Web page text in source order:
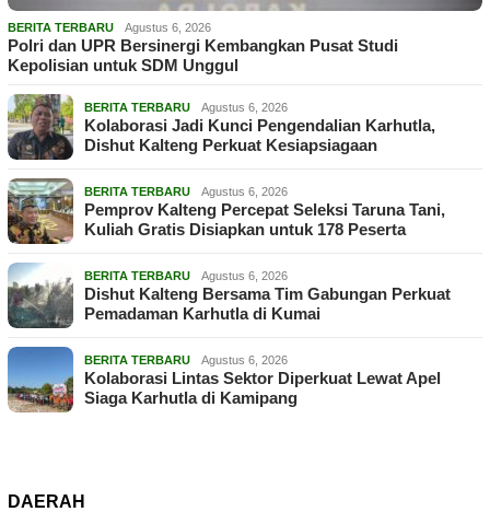
BERITA TERBARU Agustus 6, 2026
Polri dan UPR Bersinergi Kembangkan Pusat Studi
Kepolisian untuk SDM Unggul
BERITA TERBARU Agustus 6, 2026
Kolaborasi Jadi Kunci Pengendalian Karhutla,
Dishut Kalteng Perkuat Kesiapsiagaan
BERITA TERBARU Agustus 6, 2026
Pemprov Kalteng Percepat Seleksi Taruna Tani,
Kuliah Gratis Disiapkan untuk 178 Peserta
BERITA TERBARU Agustus 6, 2026
Dishut Kalteng Bersama Tim Gabungan Perkuat
Pemadaman Karhutla di Kumai
BERITA TERBARU Agustus 6, 2026
Kolaborasi Lintas Sektor Diperkuat Lewat Apel
Siaga Karhutla di Kamipang
DAERAH